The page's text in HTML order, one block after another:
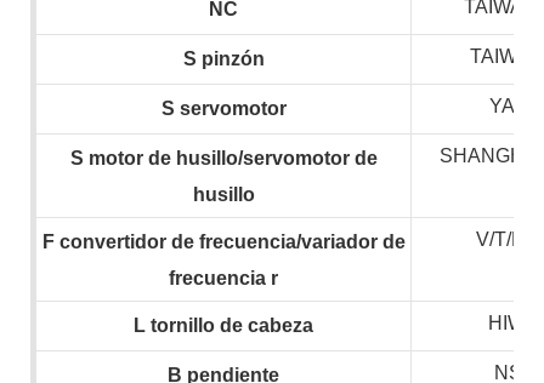
NC TAIWAN
S pinzón
S servomotor
S motor de husillo/servomotor de
husillo
Fconvertidor de frecuencia/variador de
frecuencia r
V/T/
L tornillo de cabeza
B pendiente